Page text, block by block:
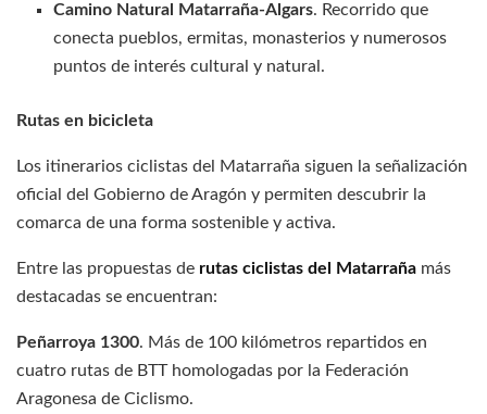
Camino Natural Matarraña-Algars. Recorrido que
conecta pueblos, ermitas, monasterios y numerosos
puntos de interés cultural y natural.
Rutas en bicicleta
Los itinerarios ciclistas del Matarraña siguen la señalización
oficial del Gobierno de Aragón y permiten descubrir la
comarca de una forma sostenible y activa.
Entre las propuestas de rutas ciclistas del Matarraña más
destacadas se encuentran:
Peñarroya 1300. Más de 100 kilómetros repartidos en
cuatro rutas de BTT homologadas por la Federación
Aragonesa de Ciclismo.